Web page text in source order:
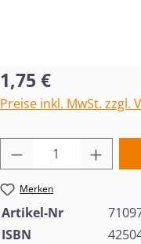
Regulärer Preis:
1,75 €
Preise inkl. MwSt. zzgl.
Produkt Anzahl:
Merken
Artikel-Nr
ISBN